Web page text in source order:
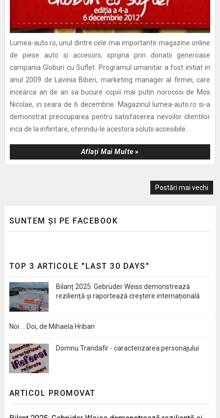
Lumea-auto.ro, unul dintre cele mai importante magazine online
de piese auto si accesorii, sprijina prin donatii generoase
campania Globuri cu Suflet. Programul umanitar a fost initiat in
anul 2009 de Lavinia Biberi, marketing manager al firmei, care
incearca an de an sa bucure copiii mai putin norocosi de Mos
Nicolae, in seara de 6 decembrie. Magazinul lumea-auto.ro si-a
demonstrat preocuparea pentru satisfacerea nevoilor clientilor
inca de la infiintare, oferindu-le acestora solutii accesibile...
Aflați Mai Multe »
Postări mai vechi
SUNTEM ȘI PE FACEBOOK
TOP 3 ARTICOLE "LAST 30 DAYS"
Bilanț 2025: Gebrüder Weiss demonstrează
reziliență și raportează creștere internațională
Noi … Doi, de Mihaela Hriban
Domnu Trandafir - caracterizarea personajului
ARTICOL PROMOVAT